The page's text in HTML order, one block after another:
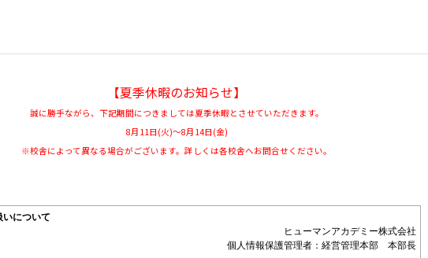
【夏季休暇のお知らせ】
誠に勝手ながら、下記期間につきましては夏季休暇とさせていただきます。
8月11日(火)～8月14日(金)
※校舎によって異なる場合がございます。詳しくは各校舎へお問合せください。